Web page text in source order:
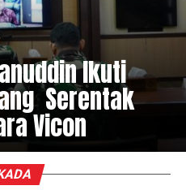
Ikuti
Serentak
Vicon